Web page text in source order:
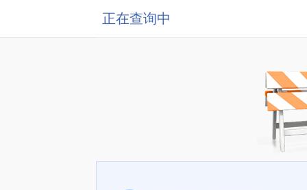
正在查询中